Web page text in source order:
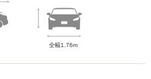
全幅1.76m